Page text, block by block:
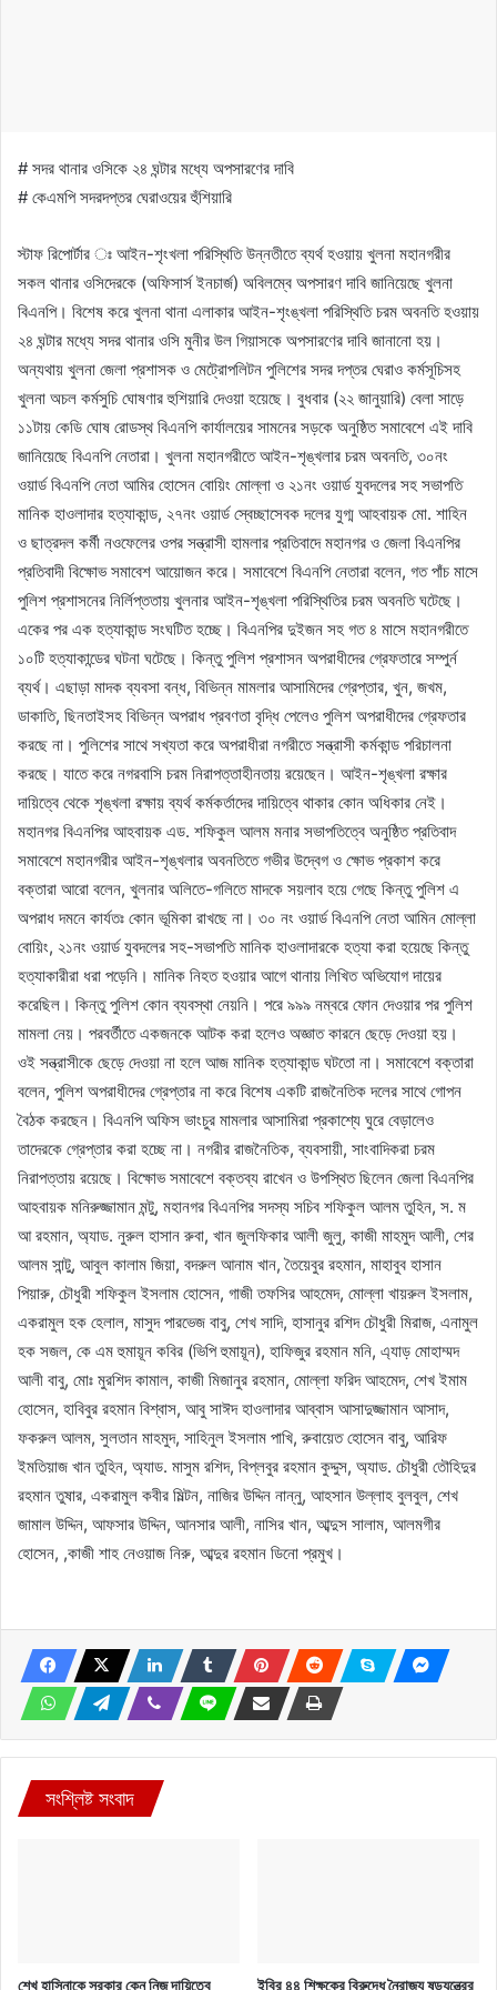
# সদর থানার ওসিকে ২৪ ঘন্টার মধ্যে অপসারণের দাবি
# কেএমপি সদরদপ্তর ঘেরাওয়ের হুঁশিয়ারি
স্টাফ রিপোর্টার ঃ আইন-শৃংখলা পরিস্থিতি উন্নতীতে ব্যর্থ হওয়ায় খুলনা মহানগরীর
সকল থানার ওসিদেরকে (অফিসার্স ইনচার্জ) অবিলম্বে অপসারণ দাবি জানিয়েছে খুলনা
বিএনপি। বিশেষ করে খুলনা থানা এলাকার আইন-শৃংঙ্খলা পরিস্থিতি চরম অবনতি হওয়ায়
২৪ ঘন্টার মধ্যে সদর থানার ওসি মুনীর উল গিয়াসকে অপসারণের দাবি জানানো হয়।
অন্যথায় খুলনা জেলা প্রশাসক ও মেট্রোপলিটন পুলিশের সদর দপ্তর ঘেরাও কর্মসূচিসহ
খুলনা অচল কর্মসুচি ঘোষণার হুশিয়ারি দেওয়া হয়েছে। বুধবার (২২ জানুয়ারি) বেলা সাড়ে
১১টায় কেডি ঘোষ রোডস্থ বিএনপি কার্যালয়ের সামনের সড়কে অনুষ্ঠিত সমাবেশে এই দাবি
জানিয়েছে বিএনপি নেতারা। খুলনা মহানগরীতে আইন-শৃঙ্খলার চরম অবনতি, ৩০নং
ওয়ার্ড বিএনপি নেতা আমির হোসেন বোয়িং মোল্লা ও ২১নং ওয়ার্ড যুবদলের সহ সভাপতি
মানিক হাওলাদার হত্যাকান্ড, ২৭নং ওয়ার্ড স্বেচ্ছাসেবক দলের যুগ্ম আহবায়ক মো. শাহিন
ও ছাত্রদল কর্মী নওফেলের ওপর সন্ত্রাসী হামলার প্রতিবাদে মহানগর ও জেলা বিএনপির
প্রতিবাদী বিক্ষোভ সমাবেশ আয়োজন করে। সমাবেশে বিএনপি নেতারা বলেন, গত পাঁচ মাসে
পুলিশ প্রশাসনের নির্লিপ্ততায় খুলনার আইন-শৃঙ্খলা পরিস্থিতির চরম অবনতি ঘটেছে।
একের পর এক হত্যাকান্ড সংঘটিত হচ্ছে। বিএনপির দুইজন সহ গত ৪ মাসে মহানগরীতে
১০টি হত্যাকান্ডের ঘটনা ঘটেছে। কিন্তু পুলিশ প্রশাসন অপরাধীদের গ্রেফতারে সম্পুর্ন
ব্যর্থ। এছাড়া মাদক ব্যবসা বন্ধ, বিভিন্ন মামলার আসামিদের গ্রেপ্তার, খুন, জখম,
ডাকাতি, ছিনতাইসহ বিভিন্ন অপরাধ প্রবণতা বৃদ্ধি পেলেও পুলিশ অপরাধীদের গ্রেফতার
করছে না। পুলিশের সাথে সখ্যতা করে অপরাধীরা নগরীতে সন্ত্রাসী কর্মকান্ড পরিচালনা
করছে। যাতে করে নগরবাসি চরম নিরাপত্তাহীনতায় রয়েছেন। আইন-শৃঙ্খলা রক্ষার
দায়িত্বে থেকে শৃঙ্খলা রক্ষায় ব্যর্থ কর্মকর্তাদের দায়িত্বে থাকার কোন অধিকার নেই।
মহানগর বিএনপির আহবায়ক এড. শফিকুল আলম মনার সভাপতিত্বে অনুষ্ঠিত প্রতিবাদ
সমাবেশে মহানগরীর আইন-শৃঙ্খলার অবনতিতে গভীর উদ্বেগ ও ক্ষোভ প্রকাশ করে
বক্তারা আরো বলেন, খুলনার অলিতে-গলিতে মাদকে সয়লাব হয়ে গেছে কিন্তু পুলিশ এ
অপরাধ দমনে কার্যতঃ কোন ভূমিকা রাখছে না। ৩০ নং ওয়ার্ড বিএনপি নেতা আমিন মোল্লা
বোয়িং, ২১নং ওয়ার্ড যুবদলের সহ-সভাপতি মানিক হাওলাদারকে হত্যা করা হয়েছে কিন্তু
হত্যাকারীরা ধরা পড়েনি। মানিক নিহত হওয়ার আগে থানায় লিখিত অভিযোগ দায়ের
করেছিল। কিন্তু পুলিশ কোন ব্যবস্থা নেয়নি। পরে ৯৯৯ নম্বরে ফোন দেওয়ার পর পুলিশ
মামলা নেয়। পরবর্তীতে একজনকে আটক করা হলেও অজ্ঞাত কারনে ছেড়ে দেওয়া হয়।
ওই সন্ত্রাসীকে ছেড়ে দেওয়া না হলে আজ মানিক হত্যাকান্ড ঘটতো না। সমাবেশে বক্তারা
বলেন, পুলিশ অপরাধীদের গ্রেপ্তার না করে বিশেষ একটি রাজনৈতিক দলের সাথে গোপন
বৈঠক করছেন। বিএনপি অফিস ভাংচুর মামলার আসামিরা প্রকাশ্যে ঘুরে বেড়ালেও
তাদেরকে গ্রেপ্তার করা হচ্ছে না। নগরীর রাজনৈতিক, ব্যবসায়ী, সাংবাদিকরা চরম
নিরাপত্তায় রয়েছে। বিক্ষোভ সমাবেশে বক্তব্য রাখেন ও উপস্থিত ছিলেন জেলা বিএনপির
আহবায়ক মনিরুজ্জামান মন্টু, মহানগর বিএনপির সদস্য সচিব শফিকুল আলম তুহিন, স. ম
আ রহমান, অ্যাড. নুরুল হাসান রুবা, খান জুলফিকার আলী জুলু, কাজী মাহমুদ আলী, শের
আলম সান্টু, আবুল কালাম জিয়া, বদরুল আনাম খান, তৈয়েবুর রহমান, মাহাবুব হাসান
পিয়ারু, চৌধুরী শফিকুল ইসলাম হোসেন, গাজী তফসির আহমেদ, মোল্লা খায়রুল ইসলাম,
একরামুল হক হেলাল, মাসুদ পারভেজ বাবু, শেখ সাদি, হাসানুর রশিদ চৌধুরী মিরাজ, এনামুল
হক সজল, কে এম হুমায়ূন কবির (ভিপি হুমায়ূন), হাফিজুর রহমান মনি, এ্যাড় মোহাম্মদ
আলী বাবু, মোঃ মুরশিদ কামাল, কাজী মিজানুর রহমান, মোল্লা ফরিদ আহমেদ, শেখ ইমাম
হোসেন, হাবিবুর রহমান বিশ্বাস, আবু সাঈদ হাওলাদার আব্বাস আসাদুজ্জামান আসাদ,
ফকরুল আলম, সুলতান মাহমুদ, সাহিনুল ইসলাম পাখি, রুবায়েত হোসেন বাবু, আরিফ
ইমতিয়াজ খান তুহিন, অ্যাড. মাসুম রশিদ, বিপ্লবুর রহমান কুদ্দুস, অ্যাড. চৌধুরী তৌহিদুর
রহমান তুষার, একরামুল কবীর মিল্টন, নাজির উদ্দিন নান্নু, আহসান উল্লাহ বুলবুল, শেখ
জামাল উদ্দিন, আফসার উদ্দিন, আনসার আলী, নাসির খান, আব্দুস সালাম, আলমগীর
হোসেন, ,কাজী শাহ নেওয়াজ নিরু, আব্দুর রহমান ডিনো প্রমুখ।
সংশ্লিষ্ট সংবাদ
শেখ হাসিনাকে সরকার কেন নিজ দায়িত্বে ইবির ৪৪ শিক্ষকের বিরুদ্ধে নৈরাজ্য ষড়যন্ত্রের